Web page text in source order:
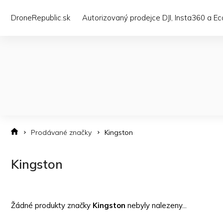
DroneRepublic.sk Autorizovaný prodejce DJI, Insta360 a
Prodávané značky Kingston
Kingston
Žádné produkty značky Kingston nebyly nalezeny...